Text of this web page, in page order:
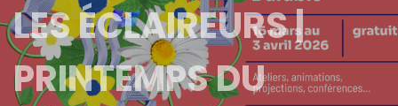
LES ÉCLAIREURS |
PRINTEMPS DU